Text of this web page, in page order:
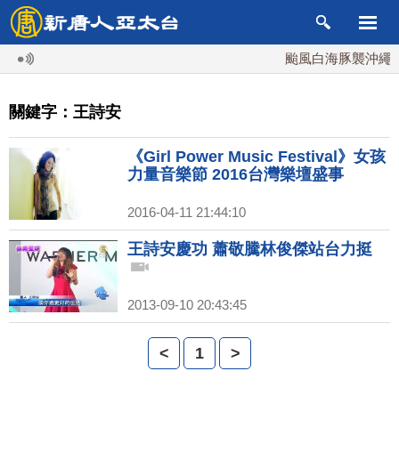
颱風白海豚襲沖繩
關鍵字：王詩安
《Girl Power Music Festival》女孩
力量音樂節 2016台灣樂壇盛事
2016-04-11 21:44:10
王詩安慶功 蕭敬騰林俊傑站台力挺
2013-09-10 20:43:45
< 1 >